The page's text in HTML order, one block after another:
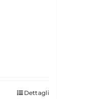
Dettagli